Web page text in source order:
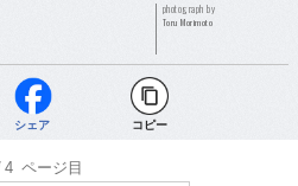
photograph by
Toru Morimoto
シェア コピー
ページ目